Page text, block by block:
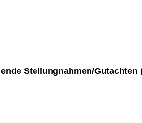
Stellungnahmen/Gutachten